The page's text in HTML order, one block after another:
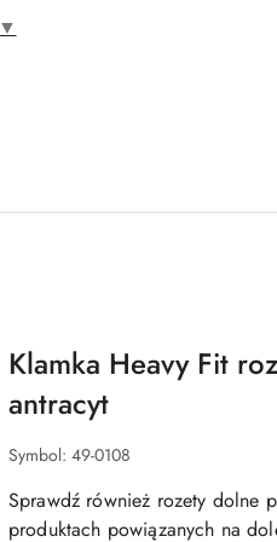
▼
Klamka Heavy Fit
antracyt
Symbol: 49-0108
Sprawdź również rozety dolne
produktach powiązanych na